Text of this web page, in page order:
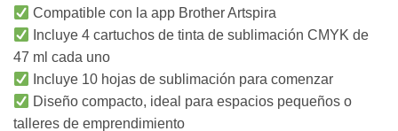
Compatible con la app Brother Artspira
Incluye 4 cartuchos de tinta de sublimación CMYK de
47 ml cada uno
Incluye 10 hojas de sublimación para comenzar
Diseño compacto, ideal para espacios pequeños o
talleres de emprendimiento